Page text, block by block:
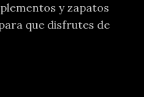
y zapatos
que disfrutes de